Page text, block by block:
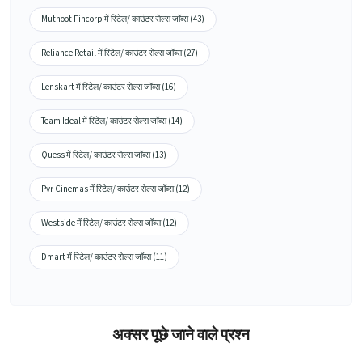
Muthoot Fincorp में रिटेल/ काउंटर सेल्स जॉब्स (43)
Reliance Retail में रिटेल/ काउंटर सेल्स जॉब्स (27)
Lenskart में रिटेल/ काउंटर सेल्स जॉब्स (16)
Team Ideal में रिटेल/ काउंटर सेल्स जॉब्स (14)
Quess में रिटेल/ काउंटर सेल्स जॉब्स (13)
Pvr Cinemas में रिटेल/ काउंटर सेल्स जॉब्स (12)
Westside में रिटेल/ काउंटर सेल्स जॉब्स (12)
Dmart में रिटेल/ काउंटर सेल्स जॉब्स (11)
अक्सर पूछे जाने वाले प्रश्न